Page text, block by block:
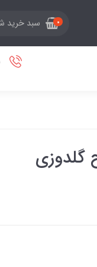
0 سبد خرید
گلدوزی